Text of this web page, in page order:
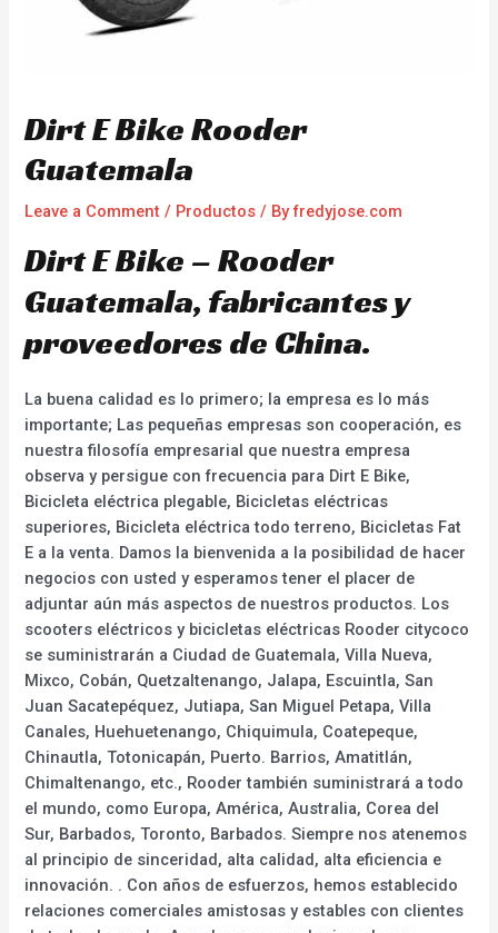
Dirt E Bike Rooder
Guatemala
Leave a Comment / Productos / Byfredyjose.com
Dirt E Bike – Rooder
Guatemala, fabricantes y
proveedores de China.
La buena calidad es lo primero; la empresa es lo más
importante; Las pequeñas empresas son cooperación, es
nuestra filosofía empresarial que nuestra empresa
observa y persigue con frecuencia para Dirt E Bike,
Bicicleta eléctrica plegable, Bicicletas eléctricas
superiores, Bicicleta eléctrica todo terreno, Bicicletas Fat
E a la venta. Damos la bienvenida a la posibilidad de hacer
negocios con usted y esperamos tener el placer de
adjuntar aún más aspectos de nuestros productos. Los
scooters eléctricos y bicicletas eléctricas Rooder citycoco
se suministrarán a Ciudad de Guatemala, Villa Nueva,
Mixco, Cobán, Quetzaltenango, Jalapa, Escuintla, San
Juan Sacatepéquez, Jutiapa, San Miguel Petapa, Villa
Canales, Huehuetenango, Chiquimula, Coatepeque,
Chinautla, Totonicapán, Puerto. Barrios, Amatitlán,
Chimaltenango, etc., Rooder también suministrará a todo
el mundo, como Europa, América, Australia, Corea del
Sur, Barbados, Toronto, Barbados. Siempre nos atenemos
al principio de sinceridad, alta calidad, alta eficiencia e
innovación. . Con años de esfuerzos, hemos establecido
relaciones comerciales amistosas y estables con clientes